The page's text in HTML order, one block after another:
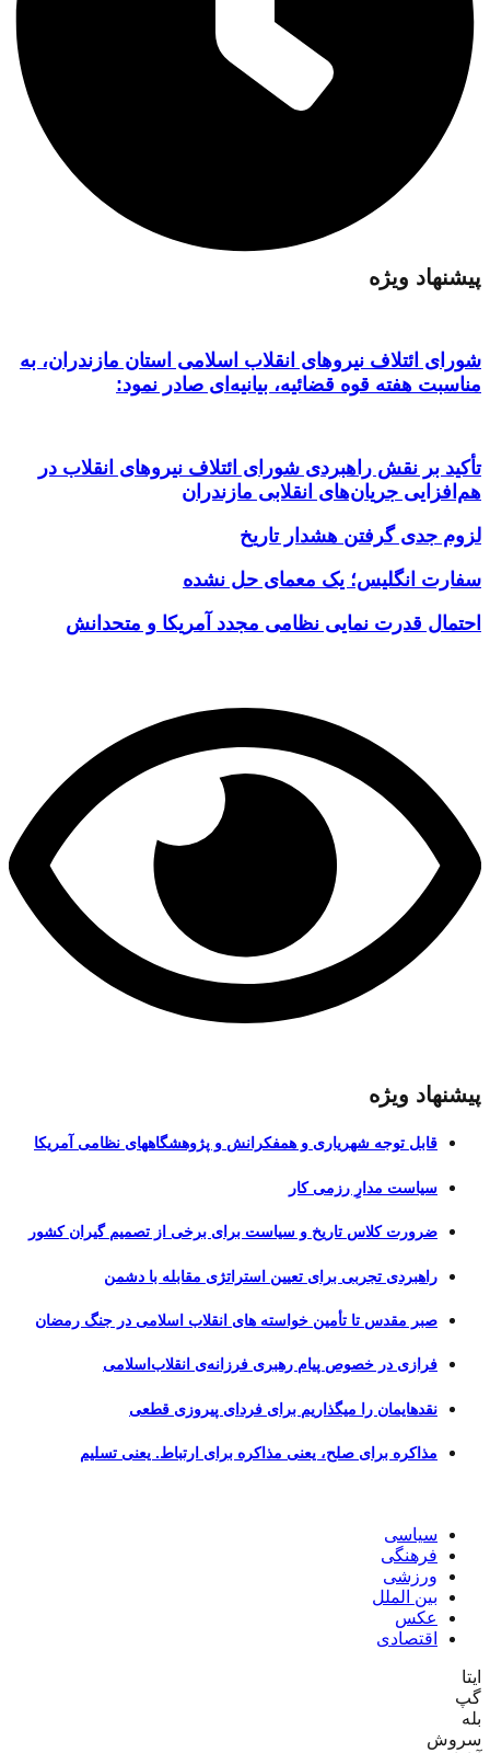
پیشنهاد ویژه
شورای ائتلاف نیروهای انقلاب اسلامی استان مازندران، به
مناسبت هفته قوه قضائیه، بیانیه‌ای صادر نمود:
تأکید بر نقش راهبردی شورای ائتلاف نیروهای انقلاب در
هم‌افزایی جریان‌های انقلابی مازندران
لزوم جدی گرفتن هشدار تاریخ
سفارت انگلیس؛ یک معمای حل نشده
احتمال قدرت نمایی نظامی مجدد آمریکا و متحدانش
پیشنهاد ویژه
قابل توجه شهریاری و همفکرانش و پژوهشگاههای نظامی آمریکا
سیاست مدارِ رزمی کار
ضرورت کلاس تاریخ و سیاست برای برخی از تصمیم گیران کشور
راهبردی تجربی برای تعیین استراتژی مقابله با دشمن
صبر مقدس تا تأمین خواسته های انقلاب اسلامی در جنگ رمضان
فرازی در خصوص پیام رهبری فرزانه‌ی انقلاب‌اسلامی
نقدهایمان را میگذاریم برای فردای پیروزی قطعی
مذاکره برای صلح، یعنی مذاکره برای ارتباط. یعنی تسلیم
سیاسی
فرهنگی
ورزشی
بین الملل
عکس
اقتصادی
ایتا
گپ
بله
سروش